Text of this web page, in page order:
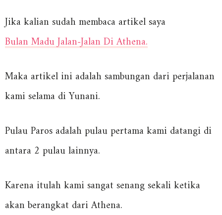
Jika kalian sudah membaca artikel saya
Bulan Madu Jalan-Jalan Di Athena.
Maka artikel ini adalah sambungan dari perjalanan
kami selama di Yunani.
Pulau Paros adalah pulau pertama kami datangi di
antara 2 pulau lainnya.
Karena itulah kami sangat senang sekali ketika
akan berangkat dari Athena.